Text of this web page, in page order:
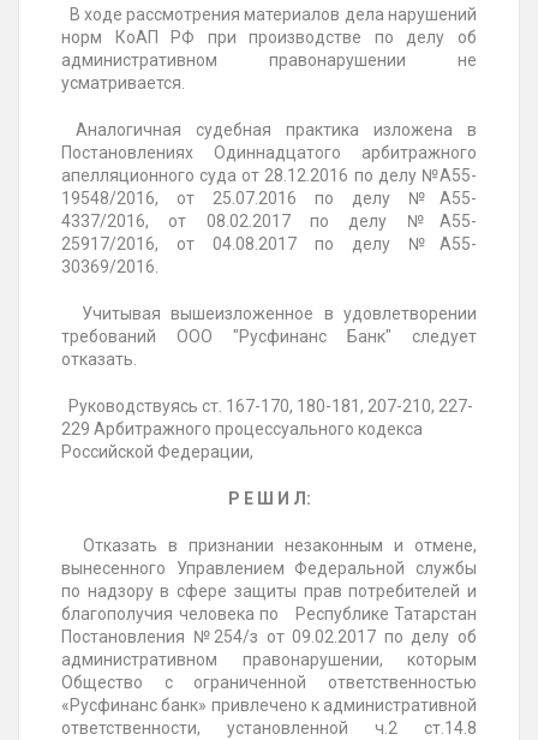
В ходе рассмотрения материалов дела нарушений
норм КоАП РФ при производстве по делу об
административном правонарушении не
усматривается.
Аналогичная судебная практика изложена в
Постановлениях Одиннадцатого арбитражного
апелляционного суда от 28.12.2016 по делу №А55-
19548/2016, от 25.07.2016 по делу №А55-
4337/2016, от 08.02.2017 по делу №А55-
25917/2016, от 04.08.2017 по делу №А55-
30369/2016.
Учитывая вышеизложенное в удовлетворении
требований ООО "Русфинанс Банк" следует
отказать.
Руководствуясь ст. 167-170, 180-181, 207-210, 227-
229 Арбитражного процессуального кодекса
Российской Федерации,
Р Е Ш И Л:
Отказать в признании незаконным и отмене,
вынесенного Управлением Федеральной службы
по надзору в сфере защиты прав потребителей и
благополучия человека по Республике Татарстан
Постановления №254/з от 09.02.2017 по делу об
административном правонарушении, которым
Общество с ограниченной ответственностью
«Русфинанс банк» привлечено к административной
ответственности, установленной ч.2 ст.14.8